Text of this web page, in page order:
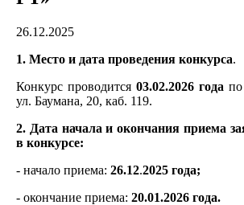
26.12.2025
1. Место и дата проведения конкурса.
Конкурс проводится 03.02.2026 года по
ул. Баумана, 20, каб. 119.
2. Дата начала и окончания приема
в конкурсе:
- начало приема: 26.12.2025 года;
- окончание приема: 20.01.2026 года.